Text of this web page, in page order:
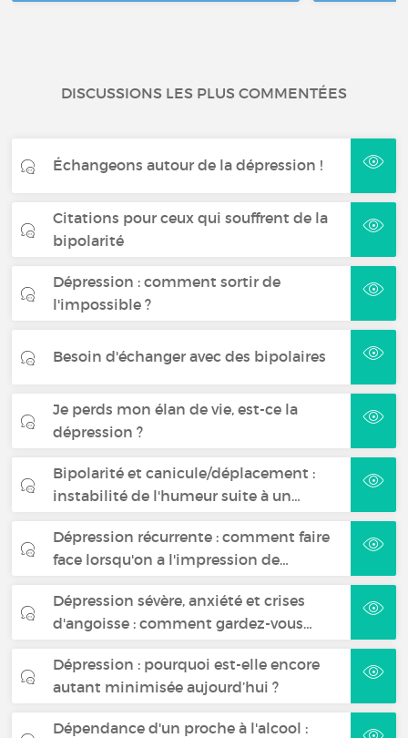
DISCUSSIONS LES PLUS COMMENTÉES
Échangeons autour de la dépression !
Citations pour ceux qui souffrent de la
bipolarité
Dépression : comment sortir de
l'impossible ?
Besoin d'échanger avec des bipolaires
Je perds mon élan de vie, est-ce la
dépression ?
Bipolarité et canicule/déplacement :
instabilité de l'humeur suite à un…
Dépression récurrente : comment faire
face lorsqu'on a l'impression de…
Dépression sévère, anxiété et crises
d'angoisse : comment gardez-vous…
Dépression : pourquoi est-elle encore
autant minimisée aujourd’hui ?
Dépendance d'un proche à l'alcool :